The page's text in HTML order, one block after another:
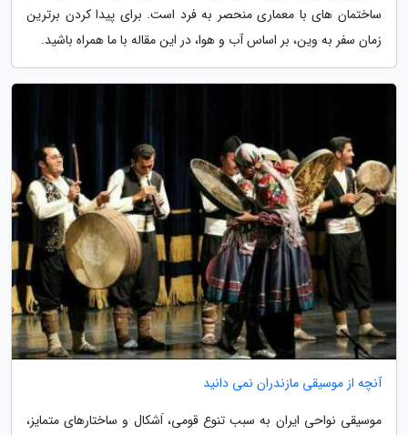
ساختمان های با معماری منحصر به فرد است. برای پیدا کردن برترین
زمان سفر به وین، بر اساس آب و هوا، در این مقاله با ما همراه باشید.
آنچه از موسیقی مازندران نمی دانید
موسیقی نواحی ایران به سبب تنوع قومی، اَشکال و ساختارهای متمایز،